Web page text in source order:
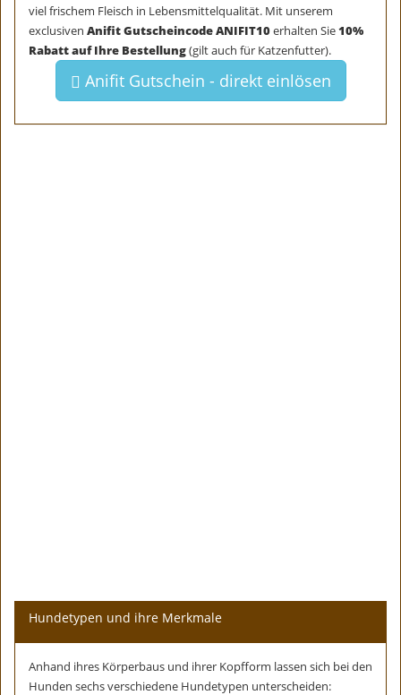
viel frischem Fleisch in Lebensmittelqualität. Mit unserem
exclusiven Anifit Gutscheincode ANIFIT10erhalten Sie10%
Rabatt auf Ihre Bestellung(gilt auch für Katzenfutter).
Anifit Gutschein - direkt einlösen
Hundetypen und ihre Merkmale
Anhand ihres Körperbaus und ihrer Kopfform lassen sich bei den
Hunden sechs verschiedene Hundetypen unterscheiden: